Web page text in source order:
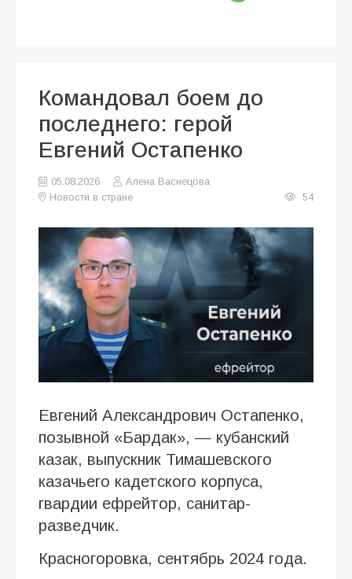
Командовал боем до
последнего: герой
Евгений Остапенко
05.08.2026
Алена Васнецова
Новости в стране
54
Евгений Александрович Остапенко,
позывной «Бардак», — кубанский
казак, выпускник Тимашевского
казачьего кадетского корпуса,
гвардии ефрейтор, санитар-
разведчик.
Красногоровка, сентябрь 2024 года.